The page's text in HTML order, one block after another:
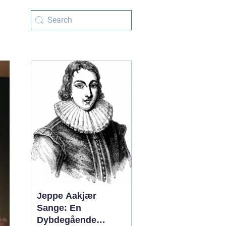
Jeppe Aakjær
Sange: En
Dybdegående